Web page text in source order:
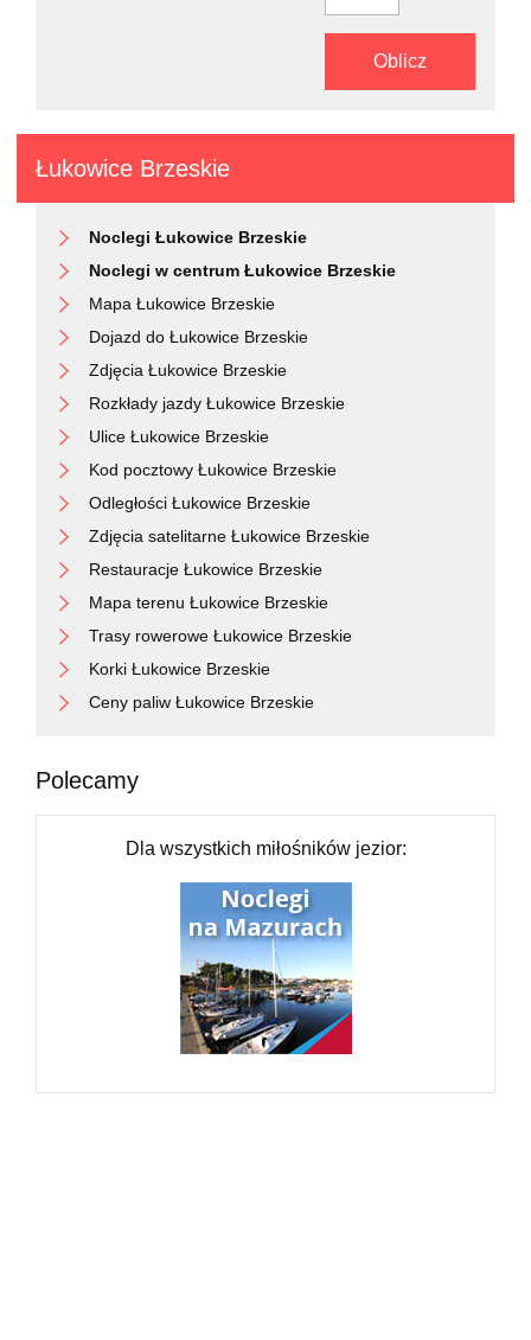
Oblicz
Łukowice Brzeskie
Noclegi Łukowice Brzeskie
Noclegi w centrum Łukowice Brzeskie
Mapa Łukowice Brzeskie
Dojazd do Łukowice Brzeskie
Zdjęcia Łukowice Brzeskie
Rozkłady jazdy Łukowice Brzeskie
Ulice Łukowice Brzeskie
Kod pocztowy Łukowice Brzeskie
Odległości Łukowice Brzeskie
Zdjęcia satelitarne Łukowice Brzeskie
Restauracje Łukowice Brzeskie
Mapa terenu Łukowice Brzeskie
Trasy rowerowe Łukowice Brzeskie
Korki Łukowice Brzeskie
Ceny paliw Łukowice Brzeskie
Polecamy
Dla wszystkich miłośników jezior: